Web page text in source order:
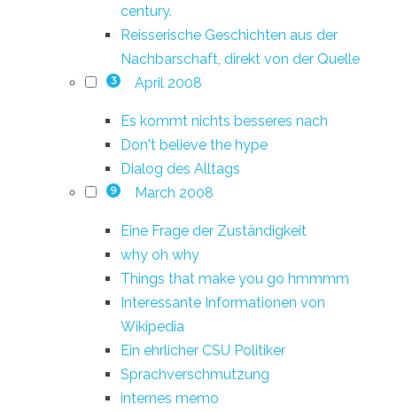
century.
Reisserische Geschichten aus der
Nachbarschaft, direkt von der Quelle
3 April 2008
Es kommt nichts besseres nach
Don't believe the hype
Dialog des Alltags
9 March 2008
Eine Frage der Zuständigkeit
why oh why
Things that make you go hmmmm
Interessante Informationen von
Wikipedia
Ein ehrlicher CSU Politiker
Sprachverschmutzung
internes memo